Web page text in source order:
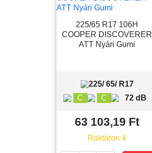
225/65 R17 106H
COOPER DISCOVERER
ATT Nyári Gumi
225/ 65/ R17
C
C 72 dB
63 103,19 Ft
Raktáron 4